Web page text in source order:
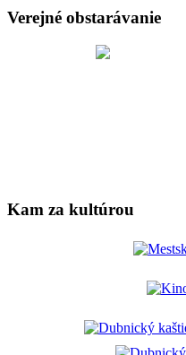
Verejné obstarávanie
Kam za kultúrou